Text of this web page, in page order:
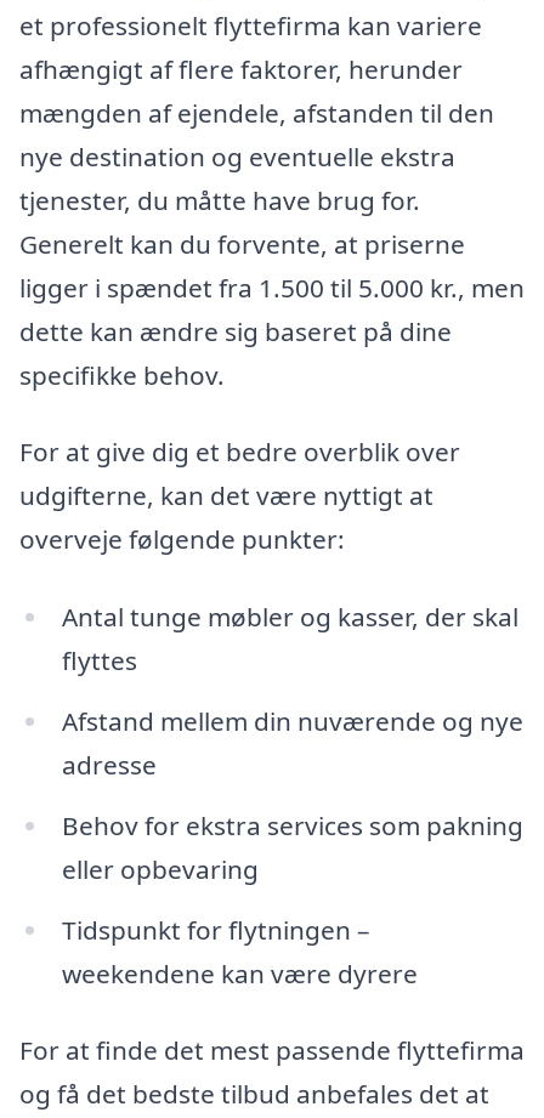
et professionelt flyttefirma kan variere
afhængigt af flere faktorer, herunder
mængden af ejendele, afstanden til den
nye destination og eventuelle ekstra
tjenester, du måtte have brug for.
Generelt kan du forvente, at priserne
ligger i spændet fra 1.500 til 5.000 kr., men
dette kan ændre sig baseret på dine
specifikke behov.
For at give dig et bedre overblik over
udgifterne, kan det være nyttigt at
overveje følgende punkter:
Antal tunge møbler og kasser, der skal
flyttes
Afstand mellem din nuværende og nye
adresse
Behov for ekstra services som pakning
eller opbevaring
Tidspunkt for flytningen –
weekendene kan være dyrere
For at finde det mest passende flyttefirma
og få det bedste tilbud anbefales det at